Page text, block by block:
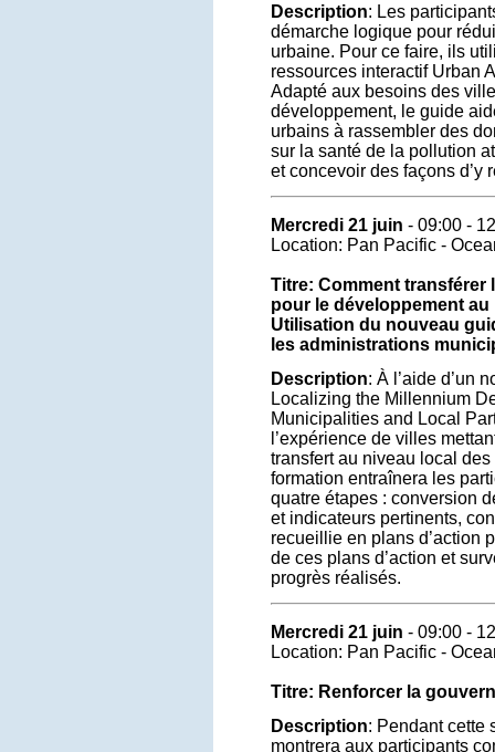
Description: Les
démarche logique pour
urbaine. Pour ce faire, ils
ressources interactif Urban
Adapté aux besoins des
développement, le guide
urbains à rassembler des
sur la santé de la pollution
et concevoir des façons d’y
Mercredi 21 juin - 09:00 -
Location: Pan Pacific -
Titre: Comment transférer
pour le développement
Utilisation du nouveau
les administrations
Description: À l’aide d’un
Localizing the Millennium
Municipalities and Local
l’expérience de villes
transfert au niveau local
formation entraînera les
quatre étapes : conversion
et indicateurs pertinents,
recueillie en plans d’action
de ces plans d’action et
progrès réalisés.
Mercredi 21 juin - 09:00 -
Location: Pan Pacific -
Titre: Renforcer la
Description: Pendant cette
montrera aux participants